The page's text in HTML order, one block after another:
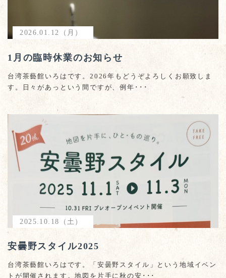
2026.01.12（月）
1月の臨時休業のお知らせ
台湾茶藝館いろはです。2026年もどうぞよろしくお願致しま
す。日々があっという間ですが、例年･･･
2025.10.18（土）
安曇野スタイル2025
台湾茶藝館いろはです。「安曇野スタイル」という地域イベン
トが開催されます。地図を片手に秋の安･･･